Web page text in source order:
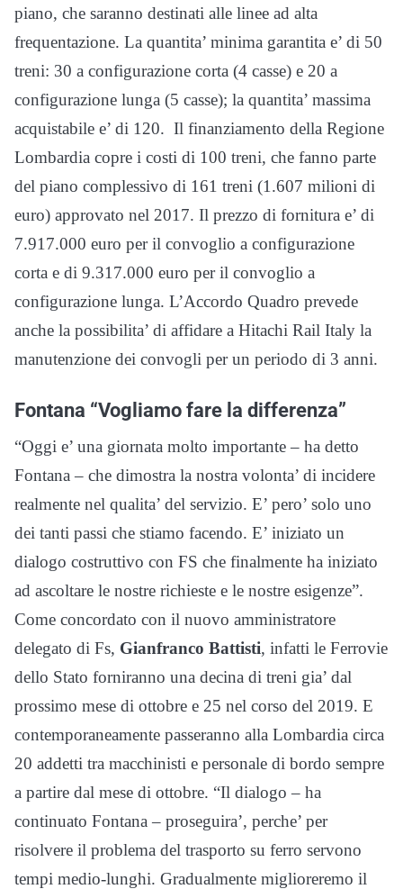
piano, che saranno destinati alle linee ad alta
frequentazione. La quantita’ minima garantita e’ di 50
treni: 30 a configurazione corta (4 casse) e 20 a
configurazione lunga (5 casse); la quantita’ massima
acquistabile e’ di 120. Il finanziamento della Regione
Lombardia copre i costi di 100 treni, che fanno parte
del piano complessivo di 161 treni (1.607 milioni di
euro) approvato nel 2017. Il prezzo di fornitura e’ di
7.917.000 euro per il convoglio a configurazione
corta e di 9.317.000 euro per il convoglio a
configurazione lunga. L’Accordo Quadro prevede
anche la possibilita’ di affidare a Hitachi Rail Italy la
manutenzione dei convogli per un periodo di 3 anni.
Fontana “Vogliamo fare la differenza”
“Oggi e’ una giornata molto importante – ha detto
Fontana – che dimostra la nostra volonta’ di incidere
realmente nel qualita’ del servizio. E’ pero’ solo uno
dei tanti passi che stiamo facendo. E’ iniziato un
dialogo costruttivo con FS che finalmente ha iniziato
ad ascoltare le nostre richieste e le nostre esigenze”.
Come concordato con il nuovo amministratore
delegato di Fs, Gianfranco Battisti, infatti le Ferrovie
dello Stato forniranno una decina di treni gia’ dal
prossimo mese di ottobre e 25 nel corso del 2019. E
contemporaneamente passeranno alla Lombardia circa
20 addetti tra macchinisti e personale di bordo sempre
a partire dal mese di ottobre. “Il dialogo – ha
continuato Fontana – proseguira’, perche’ per
risolvere il problema del trasporto su ferro servono
tempi medio-lunghi. Gradualmente miglioreremo il